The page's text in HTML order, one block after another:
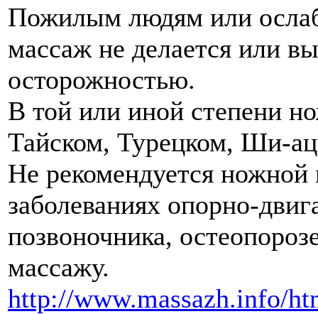
Пожилым людям или
массаж не делается или
осторожностью.
В той или иной степени
Тайском, Турецком, Ши-
Не рекомендуется
заболеваниях опорно-
позвоночника,
массажу.
http://www.massazh.info/